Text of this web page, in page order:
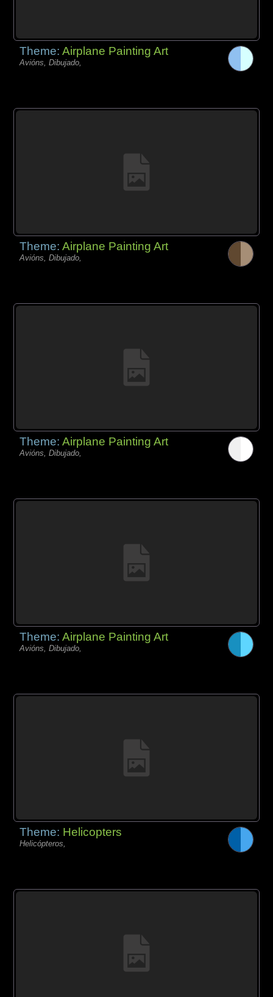
Theme:Airplane Painting Art
Avións, Dibujado,
Theme:Airplane Painting Art
Avións, Dibujado,
Theme:Airplane Painting Art
Avións, Dibujado,
Theme:Airplane Painting Art
Avións, Dibujado,
Theme: Helicopters
Helicópteros,